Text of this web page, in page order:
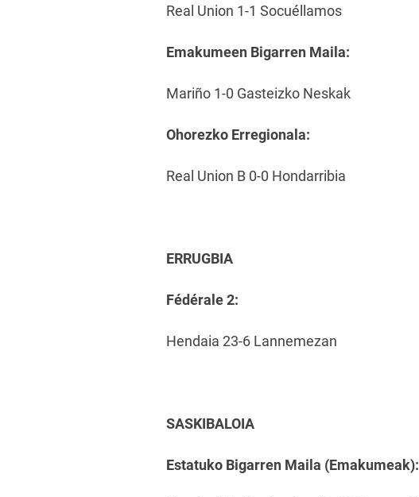
Real Union 1-1 Socuéllamos
Emakumeen Bigarren Maila:
Mariño 1-0 Gasteizko Neskak
Ohorezko Erregionala:
Real Union B 0-0 Hondarribia
ERRUGBIA
Fédérale 2:
Hendaia 23-6 Lannemezan
SASKIBALOIA
Estatuko Bigarren Maila (Emakumeak):